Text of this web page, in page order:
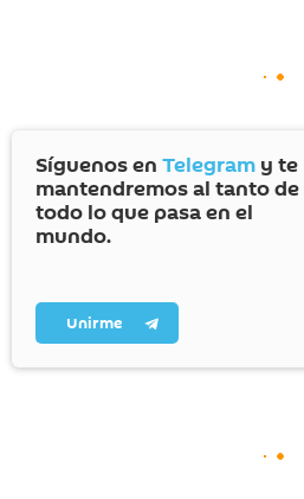
Síguenos en Telegram y te
mantendremos al tanto de
todo lo que pasa en el
mundo.
Unirme